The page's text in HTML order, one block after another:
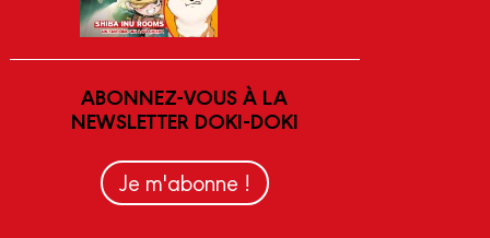
ABONNEZ-VOUS À LA
NEWSLETTER DOKI-DOKI
Je m'abonne !